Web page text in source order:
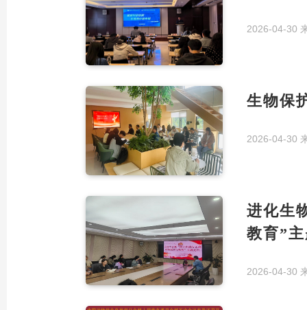
2026-04-30
生物保
2026-04-30
进化生
教育”
2026-04-30